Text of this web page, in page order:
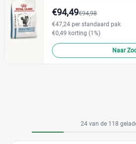
€94,49€94,98
€47,24 per standaard pak
€0,49 korting (1%)
Naar
24 van de 118